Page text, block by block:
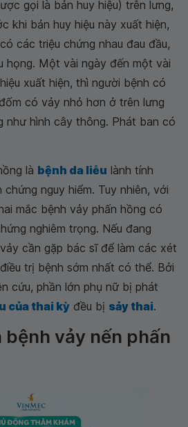
gọi là bản huy hiệu) trên lưng,
khi bản huy hiệu này xuất hiện,
các triệu chứng nhau đau đầu,
họng. Một vài ngày đến một vài
xuất hiện, thì người bệnh có
có vảy nhỏ hơn ở trên lưng
như hình cây thông. Phát ban có
là bệnh da liễu lành tính
nguy hiểm. Tuy nhiên, với
mắc bệnh vảy phấn hồng có
nghiêm trọng. Nếu đang
cần gặp bác sĩ để làm các xét
trị bệnh sớm nhất có thể. Bởi
cứu, phần lớn phụ nữ bị phát
của thai kỳ đều bị sảy thai.
bệnh vảy nến phấn